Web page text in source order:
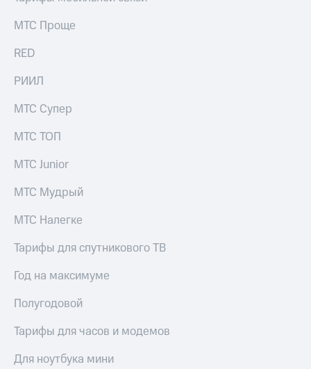
МТС Проще
RED
РИИЛ
МТС Супер
МТС ТОП
МТС Junior
МТС Мудрый
МТС Налегке
Тарифы для спутникового ТВ
Год на максимуме
Полугодовой
Тарифы для часов и модемов
Для ноутбука мини